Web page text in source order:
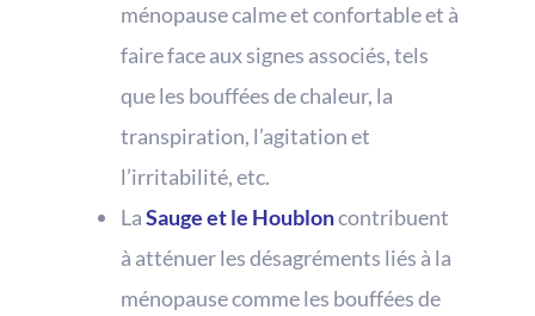
ménopause calme et confortable et à
faire face aux signes associés, tels
que les bouffées de chaleur, la
transpiration, l’agitation et
l’irritabilité, etc.
LaSauge et le Houbloncontribuent
à atténuer les désagréments liés à la
ménopause comme les bouffées de